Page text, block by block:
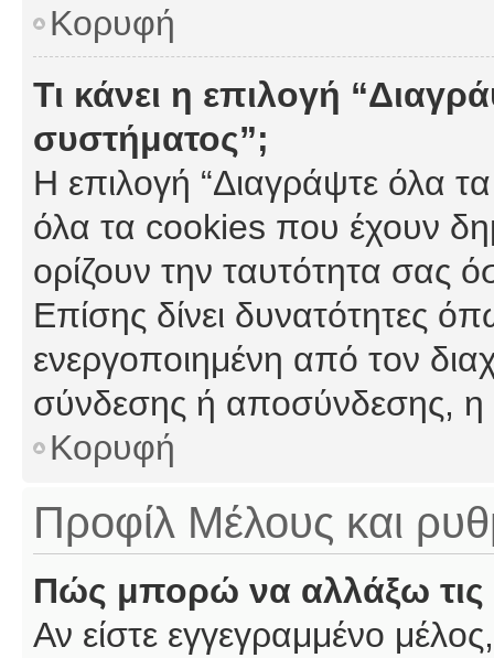
Κορυφή
Τι κάνει η επιλογή
συστήματος”;
Η επιλογή “Διαγράψτε όλα
όλα τα cookies που έχουν
ορίζουν την ταυτότητα σας
Επίσης δίνει δυνατότητες
ενεργοποιημένη από τον
σύνδεσης ή αποσύνδεσης, η
Κορυφή
Προφίλ Μέλους και
Πώς μπορώ να αλλάξω τις
Αν είστε εγγεγραμμένο